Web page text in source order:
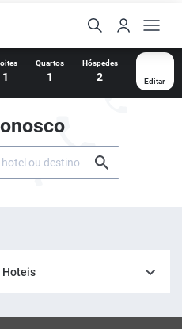
1
Quartos
1
Hóspedes
2 Editar
Hoteis